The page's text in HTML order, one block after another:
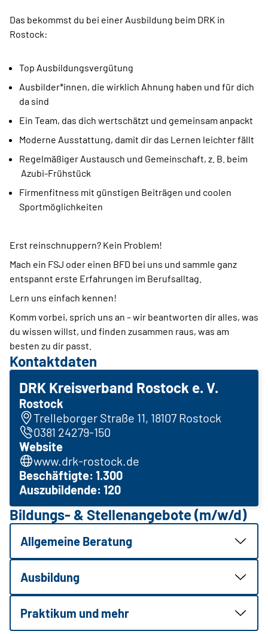
Das bekommst du bei einer Ausbildung beim DRK in
Rostock:
Top Ausbildungsvergütung
Ausbilder*innen, die wirklich Ahnung haben und für dich
da sind
Ein Team, das dich wertschätzt und gemeinsam anpackt
Moderne Ausstattung, damit dir das Lernen leichter fällt
Regelmäßiger Austausch und Gemeinschaft, z. B. beim
Azubi-Frühstück
Firmenfitness mit günstigen Beiträgen und coolen
Sportmöglichkeiten
Erst reinschnuppern? Kein Problem!
Mach ein FSJ oder einen BFD bei uns und sammle ganz
entspannt erste Erfahrungen im Berufsalltag.
Lern uns einfach kennen!
Komm vorbei, sprich uns an – wir beantworten dir alles, was
du wissen willst, und finden zusammen raus, was am
besten zu dir passt.
Kontaktdaten
DRK Kreisverband Rostock e. V.
Rostock
Trelleborger Straße 11, 18107 Rostock
0381 24279-150
Website
www.drk-rostock.de
Beschäftigte: 1.300
Auszubildende: 120
Bildungs- & Stellenangebote (m/w/d)
Allgemeine Beratung
Ausbildung
Praktikum und mehr